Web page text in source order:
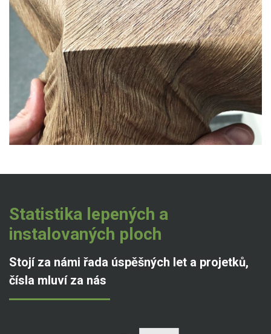
Statistika lepených a
instalovaných ploch
Stojí za námi řada úspěšných let a projetků,
čísla mluví za nás